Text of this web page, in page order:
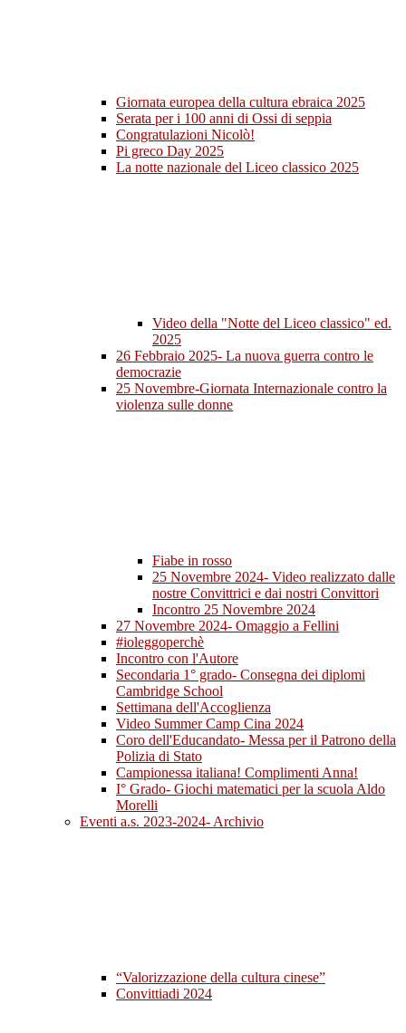
Giornata europea della cultura ebraica 2025
Serata per i 100 anni di Ossi di seppia
Congratulazioni Nicolò!
Pi greco Day 2025
La notte nazionale del Liceo classico 2025
Video della "Notte del Liceo classico" ed.
2025
26 Febbraio 2025- La nuova guerra contro le
democrazie
25 Novembre-Giornata Internazionale contro la
violenza sulle donne
Fiabe in rosso
25 Novembre 2024- Video realizzato dalle
nostre Convittrici e dai nostri Convittori
Incontro 25 Novembre 2024
27 Novembre 2024- Omaggio a Fellini
#ioleggoperchè
Incontro con l'Autore
Secondaria 1° grado- Consegna dei diplomi
Cambridge School
Settimana dell'Accoglienza
Video Summer Camp Cina 2024
Coro dell'Educandato- Messa per il Patrono della
Polizia di Stato
Campionessa italiana! Complimenti Anna!
I° Grado- Giochi matematici per la scuola Aldo
Morelli
Eventi a.s. 2023-2024- Archivio
“Valorizzazione della cultura cinese”
Convittiadi 2024